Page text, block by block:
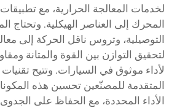
لخدمات المعالجة الحرارية، مع
المحرك إلى العناصر الهيكلية. وتحتاج
التوصيلية، وتروس ناقل الحركة إلى
لتحقيق التوازن بين القوة والمتانة
لأداء موثوق في السيارات. وتتيح تقنيات
المتقدمة للمصنّعين تحسين هذه
الأداء المحددة، مع الحفاظ على